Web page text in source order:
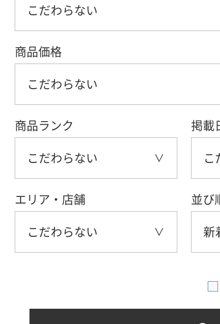
こだわらない
商品価格
こだわらない
商品ランク
こだわらない
掲載
こ
エリア・店舗
こだわらない
並び
新